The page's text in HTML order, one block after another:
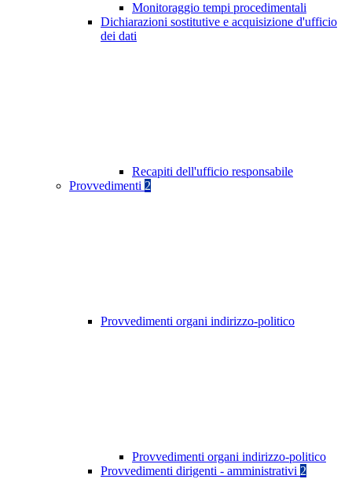
Monitoraggio tempi procedimentali
Dichiarazioni sostitutive e acquisizione d'ufficio
dei dati
Recapiti dell'ufficio responsabile
Provvedimenti 2
Provvedimenti organi indirizzo-politico
Provvedimenti organi indirizzo-politico
Provvedimenti dirigenti - amministrativi 2